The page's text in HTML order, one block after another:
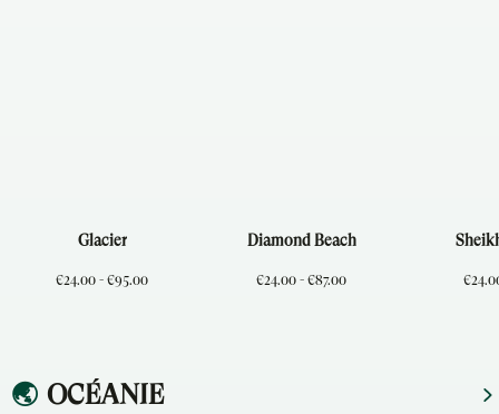
Glacier
€24.00 - €95.00
Diamond Beach
€24.00 - €87.00
🌏 OCÉANIE